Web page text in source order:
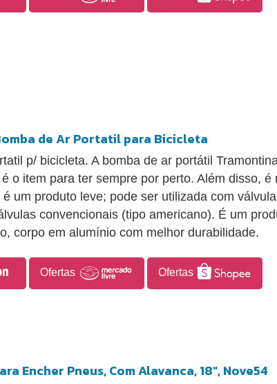
de Ar Portatil para Bicicleta
p/ bicicleta. A bomba de ar portátil
o item para ter sempre por perto. Além disso, é
um produto leve; pode ser utilizada com
convencionais (tipo americano). É um
corpo em alumínio com melhor durabilidade.
Ofertas Ofertas
Encher Pneus, Com Alavanca, 18", Nove54